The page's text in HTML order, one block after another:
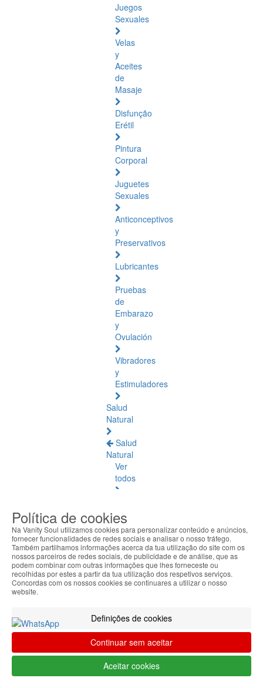
Juegos
Sexuales
Velas
y
Aceites
de
Masaje
Disfunção
Erétil
Pintura
Corporal
Juguetes
Sexuales
Anticonceptivos
y
Preservativos
Lubricantes
Pruebas
de
Embarazo
y
Ovulación
Vibradores
y
Estimuladores
Salud
Natural
Salud
Natural
Ver
todos
Báltico
Articulaciones
y
Músculos
Bienestar
Circulación
y
Piernas
Cansadas
Difusores
Política de cookies
Na Vanity Soul utilizamos cookies para personalizar conteúdo e anúncios,
fornecer funcionalidades de redes sociais e analisar o nosso tráfego.
Também partilhamos informações acerca da tua utilização do site com os
nossos parceiros de redes sociais, de publicidade e de análise, que as
podem combinar com outras informações que lhes forneceste ou
recolhidas por estes a partir da tua utilização dos respetivos serviços.
Concordas com os nossos cookies se continuares a utilizar o nosso
website.
Definições de cookies
Continuar sem aceitar
Aceitar cookies